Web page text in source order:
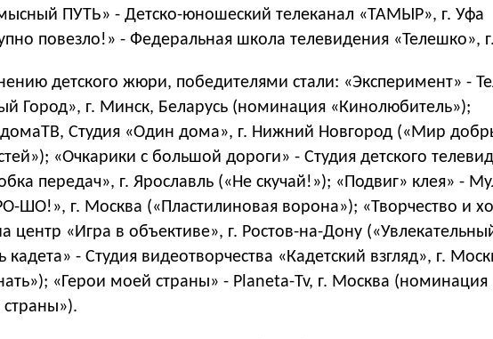
ПУТЬ» - Детско-юношеский телеканал «ТАМЫР», г. Уфа
повезло!» - Федеральная школа телевидения «Телешко»,
детского жюри, победителями стали: «Эксперимент» -
Город», г. Минск, Беларусь (номинация «Кинолюбитель»);
Студия «Один дома», г. Нижний Новгород («Мир
«Очкарики с большой дороги» - Студия детского
передач», г. Ярославль («Не скучай!»); «Подвиг» клея» -
ШО!», г. Москва («Пластилиновая ворона»); «Творчество и
центр «Игра в объективе», г. Ростов-на-Дону
кадета» - Студия видеотворчества «Кадетский взгляд», г.
«Герои моей страны» - Planeta-Tv, г. Москва (номинация